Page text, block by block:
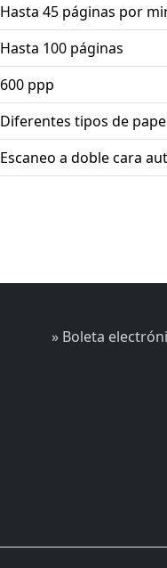
Hasta 45 páginas por
Hasta 100 páginas
600 ppp
Diferentes tipos de
Escaneo a doble cara
» Boleta